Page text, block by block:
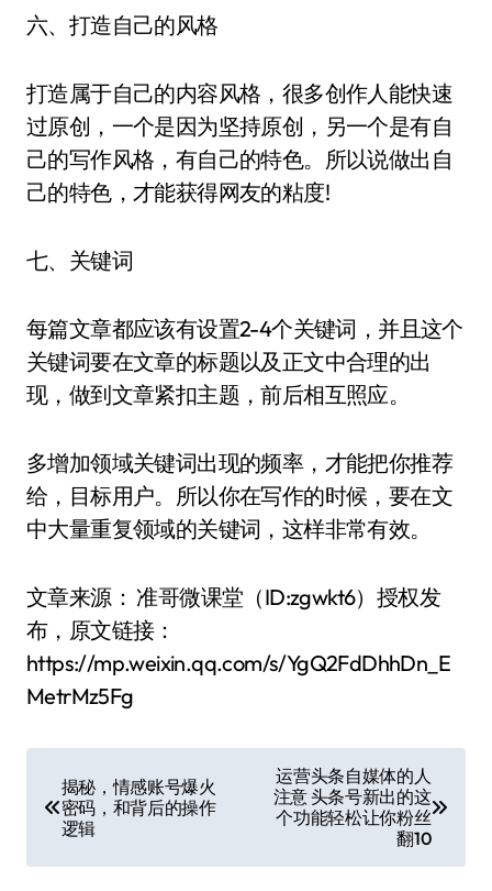
六、打造自己的风格
打造属于自己的内容风格，很多创作人能快速
过原创，一个是因为坚持原创，另一个是有自
己的写作风格，有自己的特色。所以说做出自
己的特色，才能获得网友的粘度!
七、关键词
每篇文章都应该有设置2-4个关键词，并且这个
关键词要在文章的标题以及正文中合理的出
现，做到文章紧扣主题，前后相互照应。
多增加领域关键词出现的频率，才能把你推荐
给，目标用户。所以你在写作的时候，要在文
中大量重复领域的关键词，这样非常有效。
文章来源： 准哥微课堂（ID:zgwkt6）授权发
布，原文链接：
https://mp.weixin.qq.com/s/YgQ2FdDhhDn_E
MetrMz5Fg
章
导
揭秘，情感账号爆火
密码，和背后的操作
逻辑
运营头条自媒体的人
注意 头条号新出的这
个功能轻松让你粉丝
翻10